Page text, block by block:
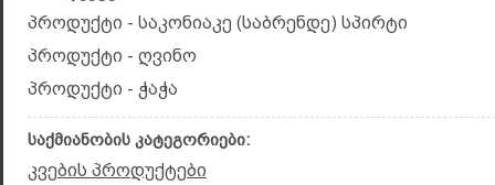
პროდუქტი - საკონიაკე (საბრენდე) სპირტი
პროდუქტი - ღვინო
პროდუქტი - ჭაჭა
საქმიანობის კატეგორიები:
კვების პროდუქტები